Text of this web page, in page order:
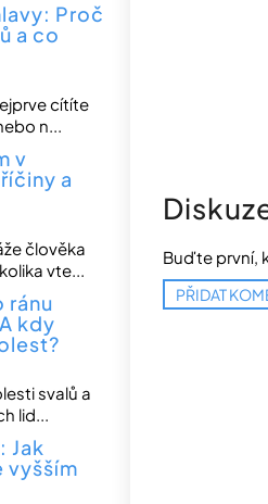
Proč
a co
cítíte
n...
v
a
člověka
vte...
ránu
kdy
svalů a
lid...
Jak
vyšším
Buďte první,
PŘIDAT